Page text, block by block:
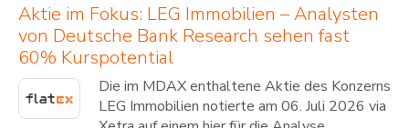
Aktie im Fokus: LEG Immobilien – Analysten
von Deutsche Bank Research sehen fast
60% Kurspotential
Die im MDAX enthaltene Aktie des Konzerns
LEG Immobilien notierte am 06. Juli 2026 via